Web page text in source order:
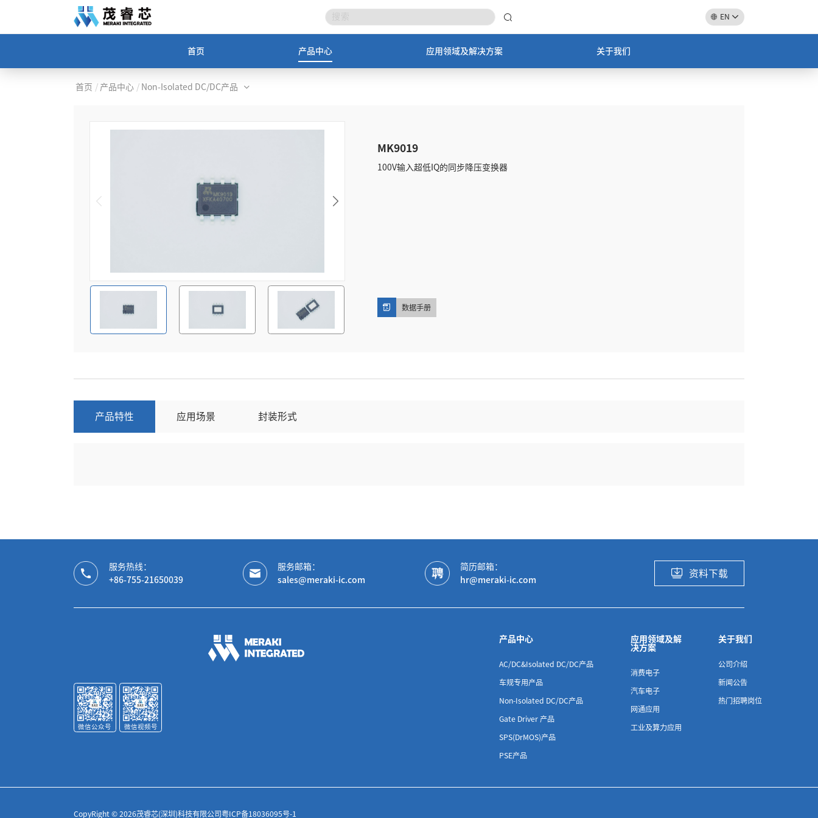
EN
首页 产品中心 应用领域及解决方案 关于我们
首页 / 产品中心 / Non-Isolated DC/DC产品
MK9019
100V输入超低IQ的同步降压变换器
数据手册
产品特性 应用场景 封装形式
服务热线：
+86-755-21650039
服务邮箱：
sales@meraki-ic.com
简历邮箱：
hr@meraki-ic.com
资料下载
微信公众号 微信视频号
产品中心
AC/DC&Isolated DC/DC产品
车规专用产品
Non-Isolated DC/DC产品
Gate Driver 产品
SPS(DrMOS)产品
PSE产品
应用领域及解
决方案
消费电子
汽车电子
网通应用
工业及算力应用
关于我们
公司介绍
新闻公告
热门招聘岗位
CopyRight © 2026茂睿芯(深圳)科技有限公司 粤ICP备18036095号-1